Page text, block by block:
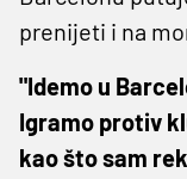
prenijeti i na
"Idemo u
Igramo protiv
kao što sam